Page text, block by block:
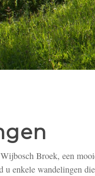
Broek, een
enkele wandelingen